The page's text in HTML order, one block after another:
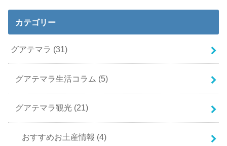
カテゴリー
グアテマラ (31)
グアテマラ生活コラム (5)
グアテマラ観光 (21)
おすすめお土産情報 (4)